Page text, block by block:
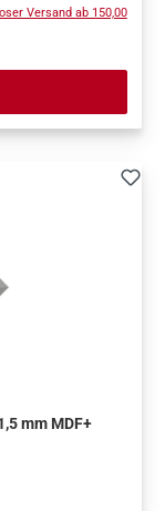
Versand ab 150,00
mm MDF+